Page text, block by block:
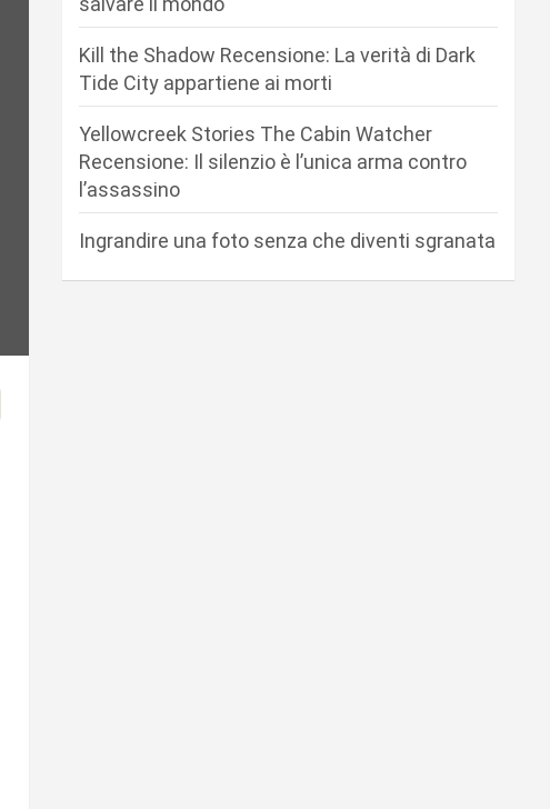
Kill the Shadow Recensione: La verità di Dark
Tide City appartiene ai morti
Yellowcreek Stories The Cabin Watcher
Recensione: Il silenzio è l’unica arma contro
l’assassino
Ingrandire una foto senza che diventi sgranata